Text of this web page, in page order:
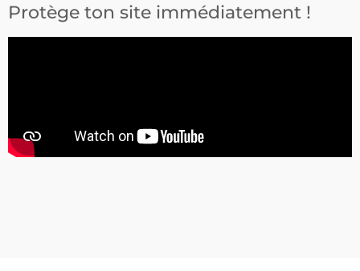
Protège ton site immédiatement !